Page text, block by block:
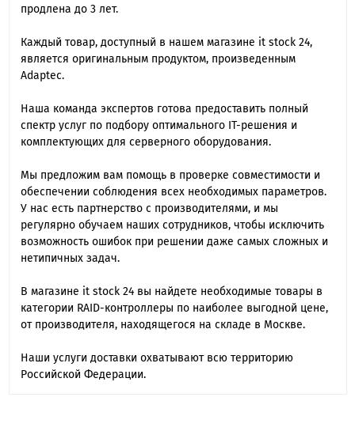
продлена до 3 лет.
Каждый товар, доступный в нашем магазине it stock 24,
является оригинальным продуктом, произведенным
Adaptec.
Наша команда экспертов готова предоставить полный
спектр услуг по подбору оптимального IT-решения и
комплектующих для серверного оборудования.
Мы предложим вам помощь в проверке совместимости и
обеспечении соблюдения всех необходимых параметров.
У нас есть партнерство с производителями, и мы
регулярно обучаем наших сотрудников, чтобы исключить
возможность ошибок при решении даже самых сложных и
нетипичных задач.
В магазине it stock 24 вы найдете необходимые товары в
категории RAID-контроллеры по наиболее выгодной цене,
от производителя, находящегося на складе в Москве.
Наши услуги доставки охватывают всю территорию
Российской Федерации.